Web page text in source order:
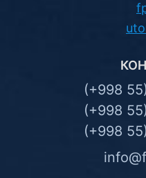
(+998
(+998
(+998